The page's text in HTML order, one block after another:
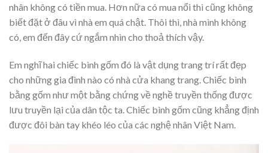
nhân không có tiền mua. Hơn nữa có mua nổi thì cũng không
biết đặt ở đâu vì nhà em quá chật. Thôi thì, nhà mình không
có, em đến đây cứ ngắm nhìn cho thoả thích vậy.
Em nghĩ hai chiếc bình gốm đó là vật dụng trang trí rất đẹp
cho những gia đình nào có nhà cửa khang trang. Chiếc bình
bằng gốm như một bằng chứng về nghề truyền thống được
lưu truyền lại của dân tộc ta. Chiếc bình gốm cũng khẳng định
được đôi bàn tay khéo léo của các nghệ nhân Việt Nam.